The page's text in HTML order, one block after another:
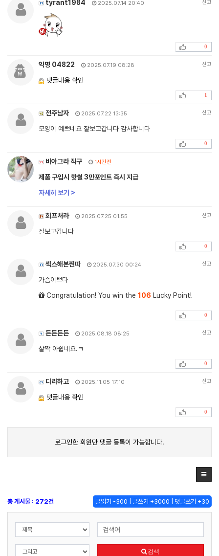
tyrant1984 2025.07.14 20:40 신고
0
익명 04822 2025.07.19 08:28 신고
댓글내용 확인
1
전주남자 2025.07.22 13:35 신고
모양이 예쁘네요 잘보고갑니다 감사합니다
0
비아그라 직구 1시간전
제품 구입시 핫썰 3만포인트 즉시 지급
자세히 보기 >
희프처라 2025.07.25 01:55 신고
잘보고갑니다
0
섹스해본찐따 2025.07.30 00:24 신고
가슴이쁘다
Congratulation! You win the 106 Lucky Point!
0
든든든든 2025.08.18 08:25 신고
살짝 아쉽네요.ㅋ
0
디리하고 2025.11.05 17:10 신고
댓글내용 확인
0
로그인한 회원만 댓글 등록이 가능합니다.
글읽기 -300 | 글쓰기 +3000 | 댓글쓰기 +30
총 게시물 : 272건
검색